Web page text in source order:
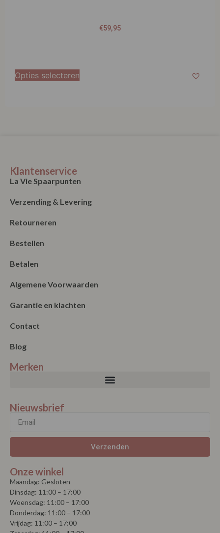
€59,95
Opties selecteren
Klantenservice
La Vie Spaarpunten
Verzending & Levering
Retourneren
Bestellen
Betalen
Algemene Voorwaarden
Garantie en klachten
Contact
Blog
Merken
Nieuwsbrief
Verzenden
Onze winkel
Maandag: Gesloten
Dinsdag: 11:00 – 17:00
Woensdag: 11:00 – 17:00
Donderdag: 11:00 – 17:00
Vrijdag: 11:00 – 17:00